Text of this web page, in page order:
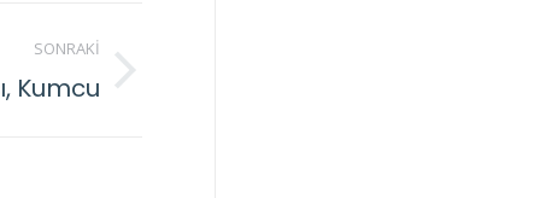
SONRAKI
Kumcu